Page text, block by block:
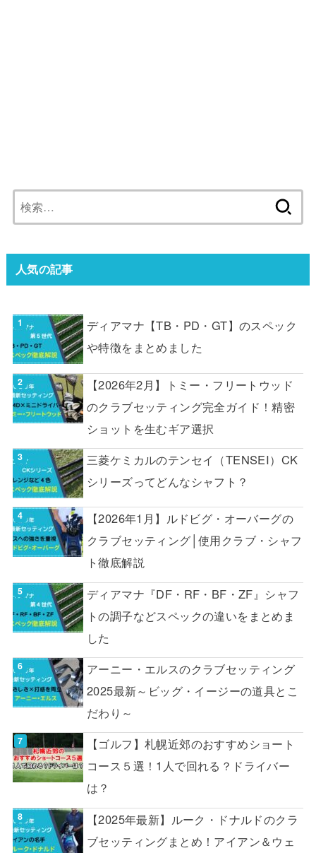
索:
人気の記事
ディアマナ【TB・PD・GT】のスペック
や特徴をまとめました
【2026年2月】トミー・フリートウッド
のクラブセッティング完全ガイド！精密
ショットを生むギア選択
三菱ケミカルのテンセイ（TENSEI）CK
シリーズってどんなシャフト？
【2026年1月】ルドビグ・オーバーグの
クラブセッティング│使用クラブ・シャフ
ト徹底解説
ディアマナ『DF・RF・BF・ZF』シャフ
トの調子などスペックの違いをまとめま
した
アーニー・エルスのクラブセッティング
2025最新～ビッグ・イージーの道具とこ
だわり～
【ゴルフ】札幌近郊のおすすめショート
コース５選！1人で回れる？ドライバー
は？
【2025年最新】ルーク・ドナルドのクラ
ブセッティングまとめ！アイアン＆ウェ